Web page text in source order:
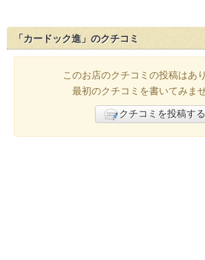
「カードック進」のクチコミ
このお店のクチコミの投稿はあ
最初のクチコミを書いてみま
クチコミを投稿する